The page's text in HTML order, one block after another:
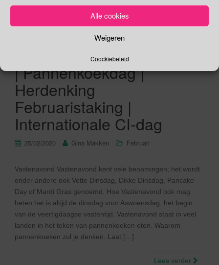
Alle cookies
Weigeren
Coockiebeleid
25 februari – Vastenavond
| Pannenkoekdag |
Herdenking
Februaristaking |
Internationale CI-dag
25/02/2020 Gina Makken Februari
Vastenavond Vastenavond kent vele benamingen; het wordt
onder andere ook Vette Dinsdag, Dikke Dinsdag, Pancake
Day of Mardi Gras genoemd. Hoe Vastenavond ook mag
heten het is altijd de dinsdag voor Aswoensdag, het begin
van de veertigdaagse vastentijd. Vastenavond staat in veel
landen in het teken van pannenkoeken eten. Waarom
pannenkoeken zul je denken. Laat […]
Lees verder